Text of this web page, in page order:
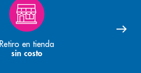
Retiro en tienda
sin costo